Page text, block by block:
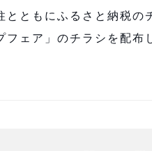
ともにふるさと納税の
フェア」のチラシを配布